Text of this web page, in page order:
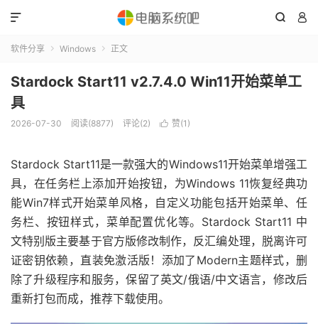
 

软件分享  Windows  正文
Stardock Start11 v2.7.4.0 Win11开始菜单工
具
2026-07-30 阅读(8877) 评论(2)  赞(1 )
Stardock Start11是一款强大的Windows11开始菜单增强工
具，在任务栏上添加开始按钮，为Windows 11恢复经典功
能Win7样式开始菜单风格，自定义功能包括开始菜单、任
务栏、按钮样式，菜单配置优化等。Stardock Start11 中
文特别版主要基于官方版修改制作，反汇编处理，脱离许可
证密钥依赖，直装免激活版！添加了Modern主题样式，删
除了升级程序和服务，保留了英文/俄语/中文语言，修改后
重新打包而成，推荐下载使用。